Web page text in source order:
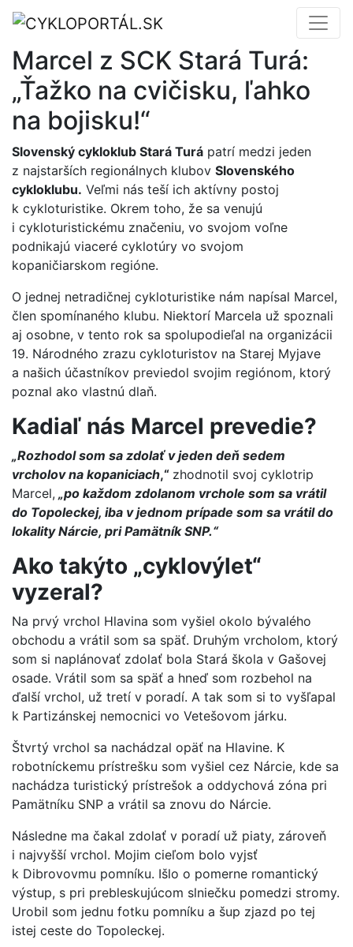
Marcel z SCK Stará Turá:
„Ťažko na cvičisku, ľahko
na bojisku!“
Slovenský cykloklub Stará Turá patrí medzi jeden
z najstarších regionálnych klubov Slovenského
cykloklubu. Veľmi nás teší ich aktívny postoj
k cykloturistike. Okrem toho, že sa venujú
i cykloturistickému značeniu, vo svojom voľne
podnikajú viaceré cyklotúry vo svojom
kopaničiarskom regióne.
O jednej netradičnej cykloturistike nám napísal Marcel,
člen spomínaného klubu. Niektorí Marcela už spoznali
aj osobne, v tento rok sa spolupodieľal na organizácii
19. Národného zrazu cykloturistov na Starej Myjave
a našich účastníkov previedol svojim regiónom, ktorý
poznal ako vlastnú dlaň.
Kadiaľ nás Marcel prevedie?
„Rozhodol som sa zdolať v jeden deň sedem
vrcholov na kopaniciach,“ zhodnotil svoj cyklotrip
Marcel, „po každom zdolanom vrchole som sa vrátil
do Topoleckej, iba v jednom prípade som sa vrátil do
lokality Nárcie, pri Pamätník SNP.“
Ako takýto „cyklovýlet“
vyzeral?
Na prvý vrchol Hlavina som vyšiel okolo bývalého
obchodu a vrátil som sa späť. Druhým vrcholom, ktorý
som si naplánovať zdolať bola Stará škola v Gašovej
osade. Vrátil som sa späť a hneď som rozbehol na
ďalší vrchol, už tretí v poradí. A tak som si to vyšľapal
k Partizánskej nemocnici vo Vetešovom járku.
Štvrtý vrchol sa nachádzal opäť na Hlavine. K
robotníckemu prístrešku som vyšiel cez Nárcie, kde sa
nachádza turistický prístrešok a oddychová zóna pri
Pamätníku SNP a vrátil sa znovu do Nárcie.
Následne ma čakal zdolať v poradí už piaty, zároveň
i najvyšší vrchol. Mojim cieľom bolo vyjsť
k Dibrovovmu pomníku. Išlo o pomerne romantický
výstup, s pri prebleskujúcom slniečku pomedzi stromy.
Urobil som jednu fotku pomníku a šup zjazd po tej
istej ceste do Topoleckej.